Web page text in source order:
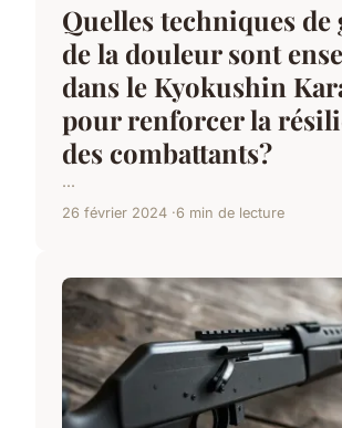
Quelles techniques de
de la douleur sont
dans le Kyokushin
pour renforcer la
des combattants?
...
26 février 2024 6 min de lecture